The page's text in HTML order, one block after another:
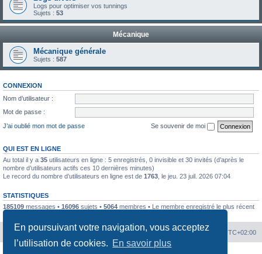
En poursuivant votre navigation, vous acceptez
l’utilisation de cookies. En savoir plus
Logs pour optimiser vos tunnings
Sujets : 53
Mécanique
Mécanique générale
Sujets : 587
CONNEXION
Nom d’utilisateur :
Mot de passe :
J’ai oublié mon mot de passe
Se souvenir de moi
QUI EST EN LIGNE
Au total il y a 35 utilisateurs en ligne : 5 enregistrés, 0 invisible et 30 invités (d’après le
nombre d’utilisateurs actifs ces 10 dernières minutes)
Le record du nombre d’utilisateurs en ligne est de 1763 , le jeu. 23 juil. 2026 07:04
STATISTIQUES
185109 messages • 16096 sujets • 5064 membres • Le membre enregistré le plus récent
Portal Chiptuners.fr Heures au format UTC+02:00